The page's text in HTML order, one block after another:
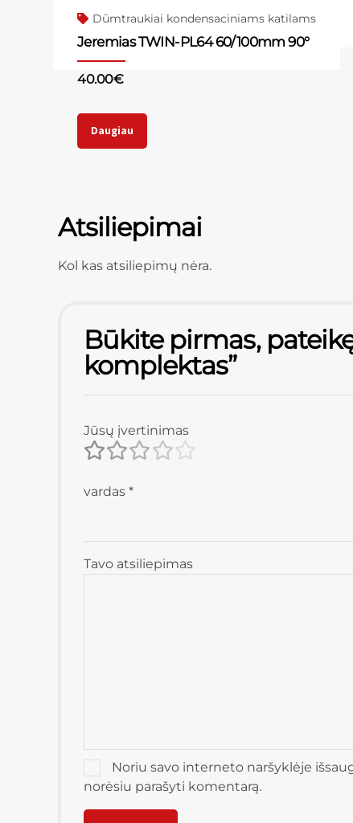
Dūmtraukiai kondensaciniams katilams
Jeremias TWIN-PL64 60/100mm 90°
40.00€
Daugiau
Atsiliepimai
Kol kas atsiliepimų nėra.
Būkite pirmas,
komplektas”
Jūsų įvertinimas
Tavo atsiliepimas
vardas *
Noriu savo interneto naršyklėje
norėsiu parašyti komentarą.